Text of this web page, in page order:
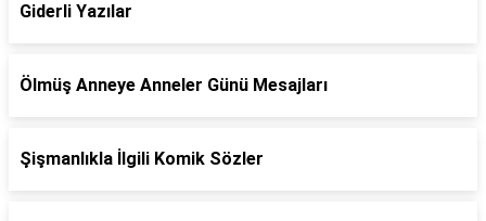
Giderli Yazılar
Ölmüş Anneye Anneler Günü Mesajları
Şişmanlıkla İlgili Komik Sözler